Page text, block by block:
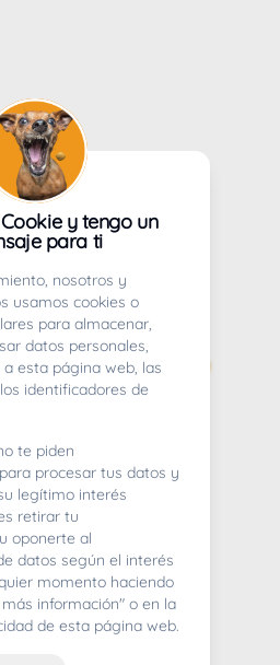
sentimos mucho.
Cookie y tengo un
para ti
nosotros y
usamos cookies o
para almacenar,
datos personales,
esta página web, las
identificadores de
te piden
procesar tus datos y
legítimo interés
retirar tu
oponerte al
datos según el interés
momento haciendo
información" o en la
de esta página web.